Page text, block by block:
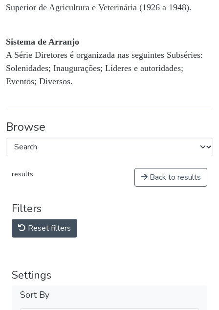
Superior de Agricultura e Veterinária (1926 a 1948).
Sistema de Arranjo
A Série Diretores é organizada nas seguintes Subséries:
Solenidades; Inaugurações; Líderes e autoridades;
Eventos; Diversos.
Browse
results Back to results
Filters
Reset filters
Settings
Sort By